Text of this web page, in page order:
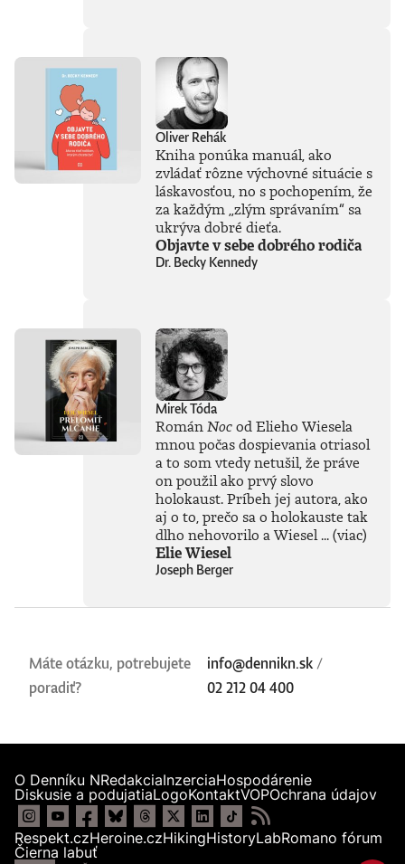
Oliver Rehák
Kniha ponúka manuál, ako
zvládať rôzne výchovné situácie s
láskavosťou, no s pochopením, že
za každým „zlým správaním“ sa
ukrýva dobré dieťa.
Objavte v sebe dobrého rodiča
Dr. Becky Kennedy
Mirek Tóda
RománNocod Elieho Wiesela
mnou počas dospievania otriasol
a to som vtedy netušil, že práve
on použil ako prvý slovo
holokaust. Príbeh jej autora, ako
aj o to, prečo sa o holokauste tak
dlho nehovorilo a Wiesel ...(viac)
Elie Wiesel
Joseph Berger
Máte otázku, potrebujete
poradiť?
info@dennikn.sk /
02 212 04 400
O Denníku NRedakciaInzerciaHospodárenie
Diskusie a podujatiaLogoKontaktVOPOchrana údajov
Respekt.czHeroine.czHikingHistoryLabRomano fórum
Čierna labuť